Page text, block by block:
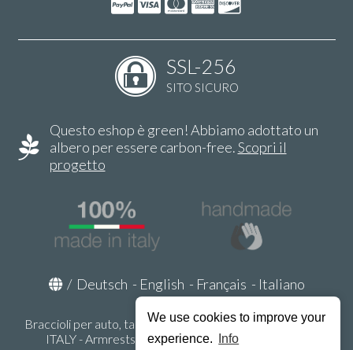
We use cookies to improve your
experience.
Info
SSL-256
SITO SICURO
Questo eshop è green! Abbiamo adottato un
albero per essere carbon-free.Scopri il
progetto
/ Deutsch - English - Français - Italiano
Braccioli per auto, tappeti auto, accessori auto MADE IN
ITALY - Armrests, Mittelarmlehnen, Accoundoirs -